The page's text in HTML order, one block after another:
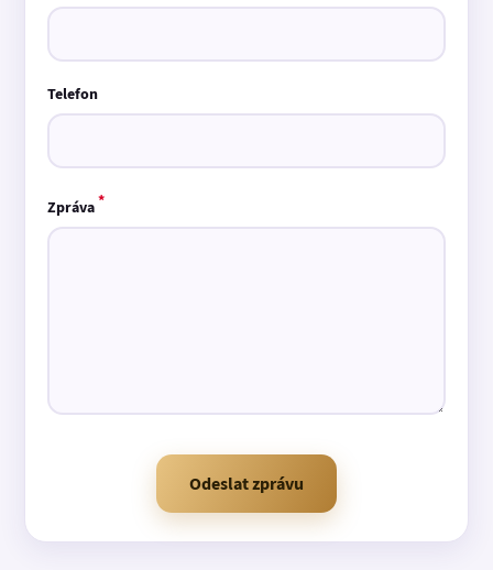
Telefon
Zpráva*
Odeslat zprávu